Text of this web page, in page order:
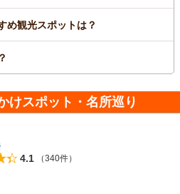
め観光スポットは？
けスポット・名所巡り
4.1
（340件）